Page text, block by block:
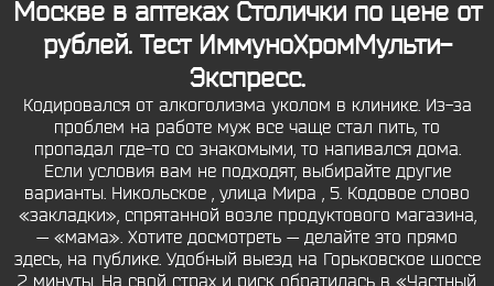
Москве в аптеках Столички по цене от
рублей. Тест ИммуноХромМульти-
Экспресс.
Кодировался от алкоголизма уколом в клинике. Из-за
проблем на работе муж все чаще стал пить, то
пропадал где-то со знакомыми, то напивался дома.
Если условия вам не подходят, выбирайте другие
варианты. Никольское , улица Мира , 5. Кодовое слово
«закладки», спрятанной возле продуктового магазина,
— «мама». Хотите досмотреть — делайте это прямо
здесь, на публике. Удобный выезд на Горьковское шоссе
2 минуты. На свой страх и риск обратилась в «Частный